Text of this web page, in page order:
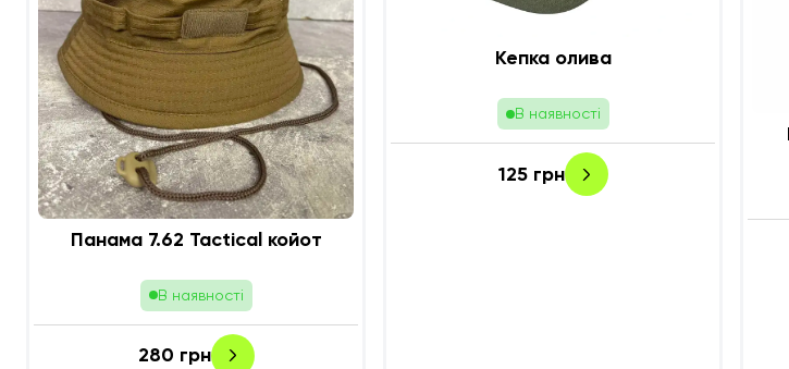
Панама 7.62 Tactical койот
В наявності
280 грн
Кепка олива
В наявності
125грн